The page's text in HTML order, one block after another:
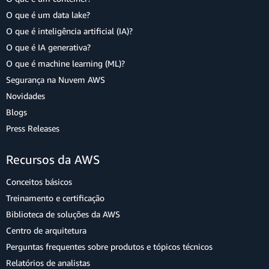
O que é um data lake?
O que é inteligência artificial (IA)?
O que é IA generativa?
O que é machine learning (ML)?
Segurança na Nuvem AWS
Novidades
Blogs
Press Releases
Recursos da AWS
Conceitos básicos
Treinamento e certificação
Biblioteca de soluções da AWS
Centro de arquitetura
Perguntas frequentes sobre produtos e tópicos técnicos
Relatórios de analistas